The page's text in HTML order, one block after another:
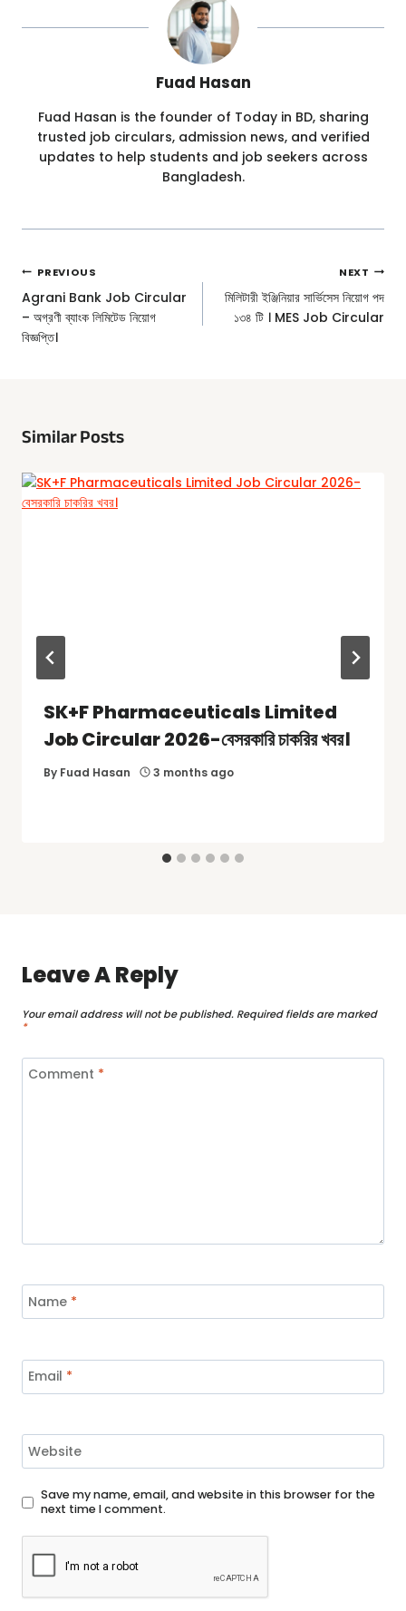
Fuad Hasan
Fuad Hasan is the founder of Today in BD, sharing
trusted job circulars, admission news, and verified
updates to help students and job seekers across
Bangladesh.
Post
Navigation
PREVIOUS
Agrani Bank Job Circular
– অগ্রণী ব্যাংক লিমিটেড নিয়োগ
বিজ্ঞপ্তি।
NEXT
মিলিটারী ইঞ্জিনিয়ার সার্ভিসেস নিয়োগ পদ
১৩৪ টি । MES Job Circular
Similar Posts
SK+F Pharmaceuticals Limited
Job Circular 2026-বেসরকারি চাকরির খবর।
By Fuad Hasan 3 months ago
Leave A Reply
Your email address will not be published. Required fields are marked
*
Comment *
Name *
Email *
Website
Save my name, email, and website in this browser for the
next time I comment.